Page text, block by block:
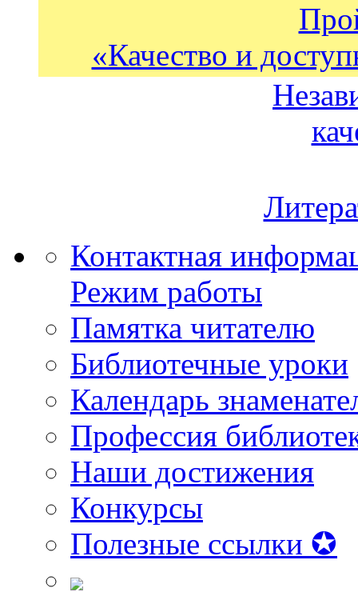
«Качество и
Контактная
Режим работы
Памятка читателю
Библиотечные уроки
Календарь
Профессия
Наши достижения
Конкурсы
Полезные ссылки ✪